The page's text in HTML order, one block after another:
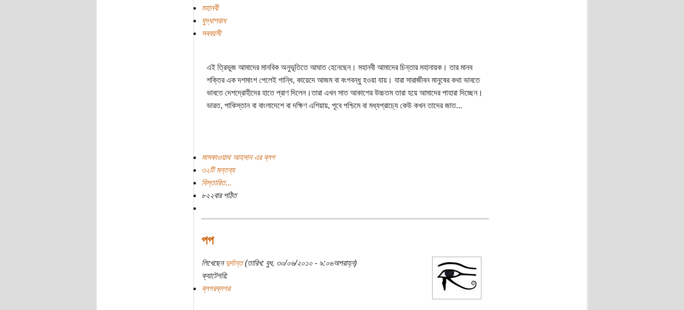
মহানবী
যুদ্ধাপরাধ
সববয়সী
এই ত্রিভুজ আমাদের মানবিক অনুভূতিতে আঘাত হেনেছেন। মহানবী আমাদের চিন্তার মহানায়ক। তার মানব
শক্তির এক দশমাংশ পেলেই গান্ধি, কায়েদে আজম বা বংগবন্ধু হওয়া যায়। যারা সারাজীবন মানুষের কথা ভাবতে
ভাবতে দেশদ্রোহীদের হাতে প্রাণ দিলেন।তারা এখন সাত আকাশের উচ্চতম তারা হয়ে আমাদের পাহারা দিচ্ছেন।
ভারত, পাকিস্তান বা বাংলাদেশে বা দক্ষিণ এশিয়ায়, পূবে পশ্চিমে বা মধ্যপ্রাচ্যে কেউ কখন তাদের জাত...
মাসকাওয়াথ আহসান এর ব্লগ
৩২টি মন্তব্য
বিস্তারিত...
৮২২বার পঠিত
পপ
লিখেছেনদুর্দান্ত(তারিখ: বুধ, ৩০/০৬/২০১০ - ৯:০৬অপরাহ্ন)
ক্যাটেগরি:
ব্লগরব্লগর